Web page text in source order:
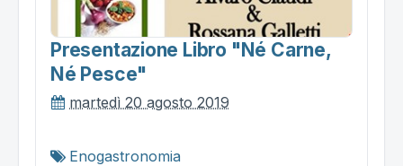
Presentazione Libro "né Carne,
Né Pesce"
martedì 20 agosto 2019
Enogastronomia